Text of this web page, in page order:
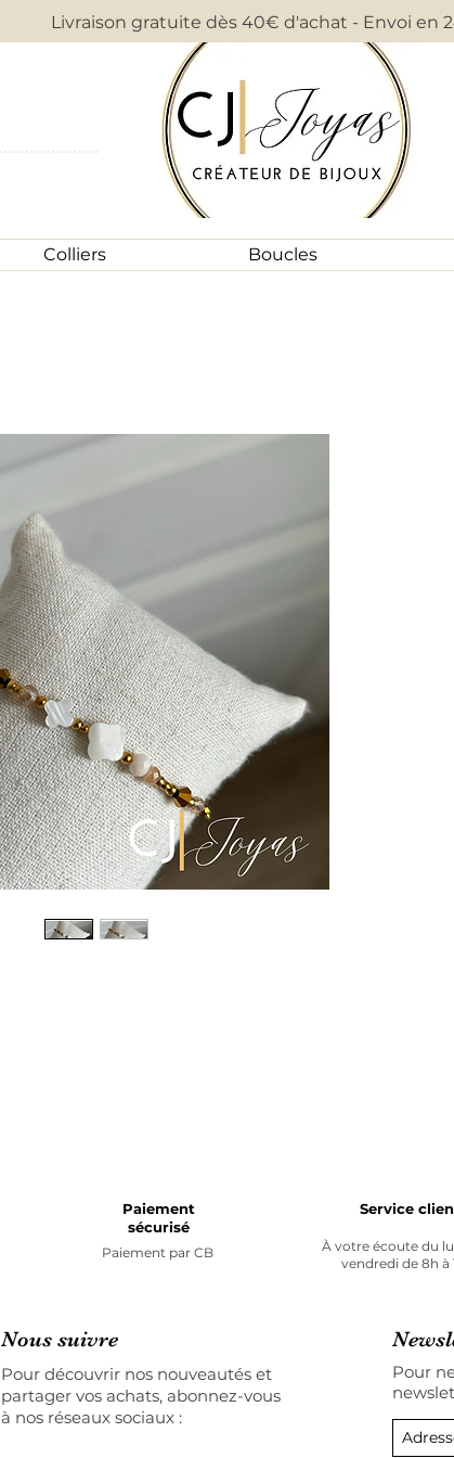
Livraison gratuite dès 40€ d'achat - Envoi en
Colliers Boucles
Paiement
sécurisé
Paiement par CB
Service
À votre écoute du
vendredi de 8h à
Nous suivre
Pour découvrir nos nouveautés et
partager vos achats, abonnez-vous
à nos réseaux sociaux :
Pour